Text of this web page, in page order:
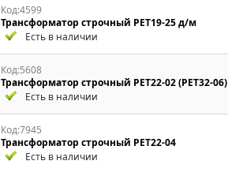
Код:4599
Трансформатор строчный PET19-25 д/м
Есть в наличии
Код:5608
Трансформатор строчный PET22-02 (PET32-06)
Есть в наличии
Код:7945
Трансформатор строчный PET22-04
Есть в наличии